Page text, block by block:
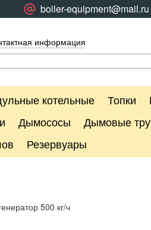
boiler-equipment@mail.ru
информация
котельные Топки
Дымососы Дымовые
Резервуары
500 кг/ч